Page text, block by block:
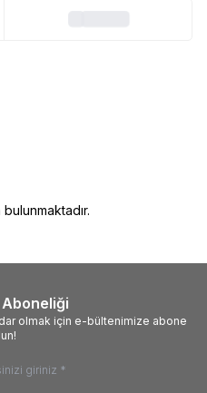
bulunmaktadır.
olmak için e-bültenimize abone